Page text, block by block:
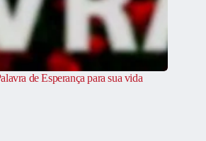
de Esperança para sua vida